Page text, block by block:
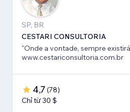
SP, BR
CESTARI CONSULTORIA
"Onde a vontade, sempre
www.cestariconsultoria.com.br
4,7 (78)
Chỉ từ 30 $